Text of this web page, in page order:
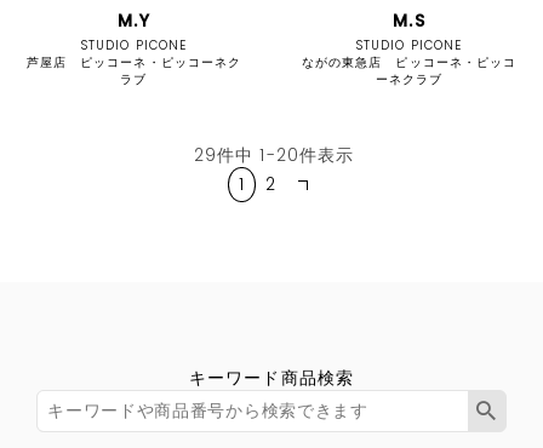
M.Y
STUDIO PICONE
芦屋店 ピッコーネ・ピッコーネク
ラブ
M.S
STUDIO PICONE
ながの東急店 ピッコーネ・ピッコ
ーネクラブ
29件中 1-20件表示
1
2
キーワード商品検索